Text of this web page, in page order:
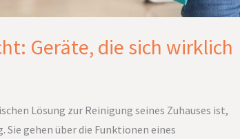
Geräte, die sich wirklich
Lösung zur Reinigung seines Zuhauses ist,
gehen über die Funktionen eines